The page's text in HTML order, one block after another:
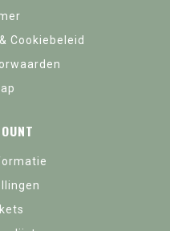
Cookiebeleid